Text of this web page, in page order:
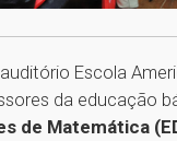
Escola
da educação
de Matemática